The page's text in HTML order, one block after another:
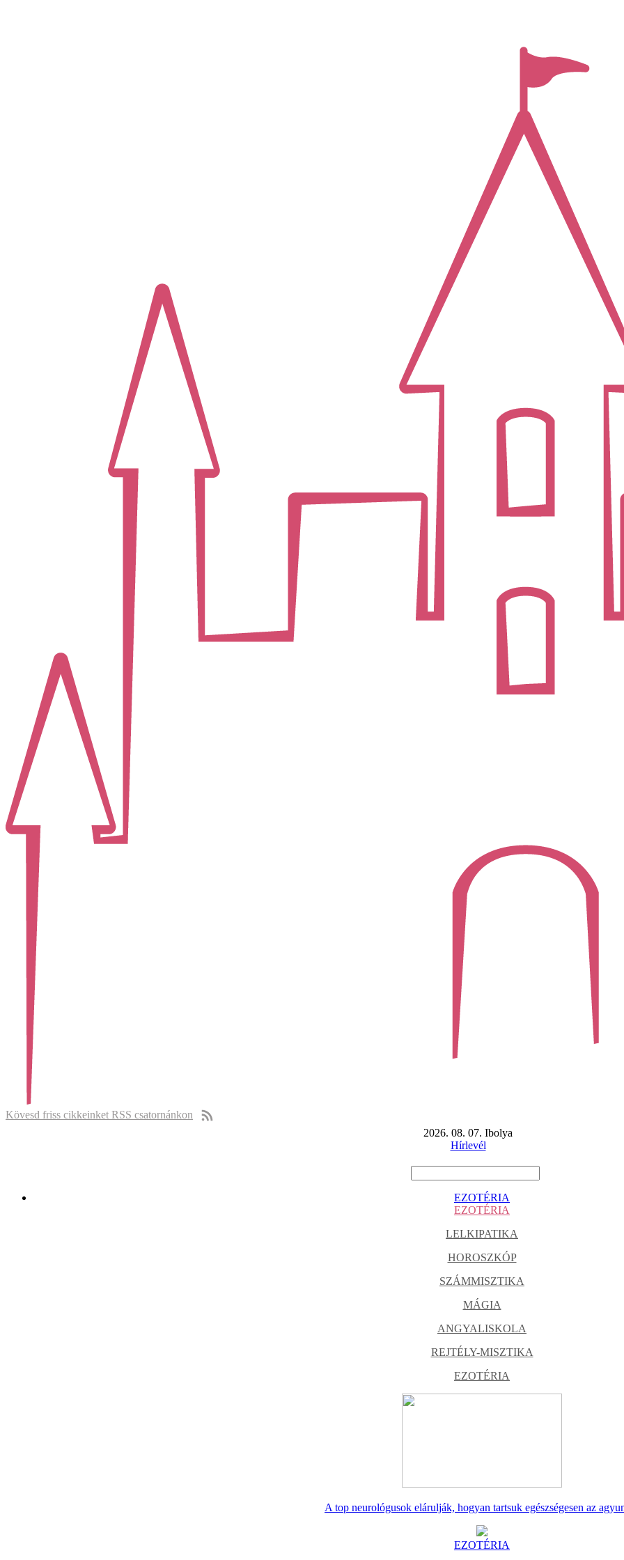
Kövesd friss cikkeinket RSS csatornánkon
2026. 08. 07. Ibolya
Hírlevél
EZOTÉRIA
EZOTÉRIA
LELKIPATIKA
HOROSZKÓP
SZÁMMISZTIKA
MÁGIA
ANGYALISKOLA
REJTÉLY-MISZTIKA
EZOTÉRIA
A top neurológusok elárulják, hogyan tartsuk egészségesen az
EZOTÉRIA